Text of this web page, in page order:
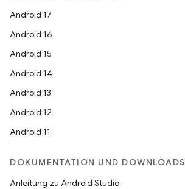
Android 17
Android 16
Android 15
Android 14
Android 13
Android 12
Android 11
DOKUMENTATION UND DOWNLOADS
Anleitung zu Android Studio